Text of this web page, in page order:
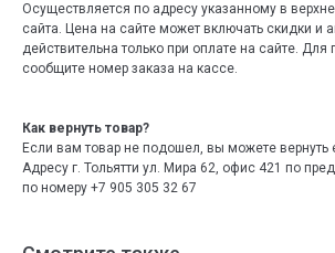
Осуществляется по адресу указанному в
сайта. Цена на сайте может включать скидки и
действительна только при оплате на сайте. Для
сообщите номер заказа на кассе.
Как вернуть товар?
Если вам товар не подошел, вы можете вернуть
Адресу г. Тольятти ул. Мира 62, офис 421 по
по номеру +7 905 305 32 67